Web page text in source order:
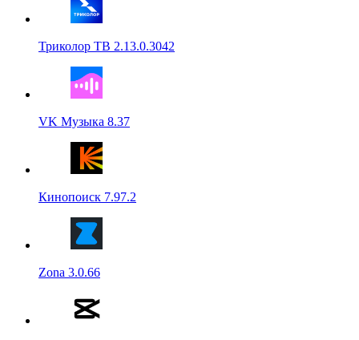
Триколор ТВ 2.13.0.3042
VK Музыка 8.37
Кинопоиск 7.97.2
Zona 3.0.66